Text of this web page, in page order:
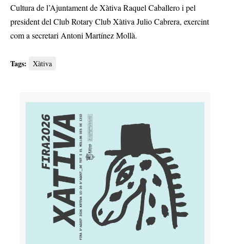
Cultura de l’Ajuntament de Xàtiva Raquel Caballero i pel
president del Club Rotary Club Xàtiva Julio Cabrera, exercint
com a secretari Antoni Martínez Mollà.
Tags: Xàtiva